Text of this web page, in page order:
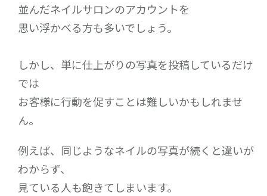
並んだネイルサロンのアカウントを
思い浮かべる方も多いでしょう。
しかし、単に仕上がりの写真を投稿しているだけ
では
お客様に行動を促すことは難しいかもしれませ
ん。
例えば、同じようなネイルの写真が続くと違いが
わからず、
見ている人も飽きてしまいます。